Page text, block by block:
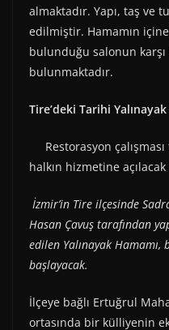
almaktadır. Yapı, taş ve
edilmiştir. Hamamın
bulunduğu salonun karşı
bulunmaktadır.
Tire’deki Tarihi
Restorasyon
halkın hizmetine açılacak
İzmir’in Tire ilçesinde
Hasan Çavuş tarafından
edilen Yalınayak Hamamı,
başlayacak.
İlçeye bağlı Ertuğrul
ortasında bir külliyenin